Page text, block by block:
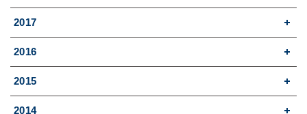
2017
2016
2015
2014